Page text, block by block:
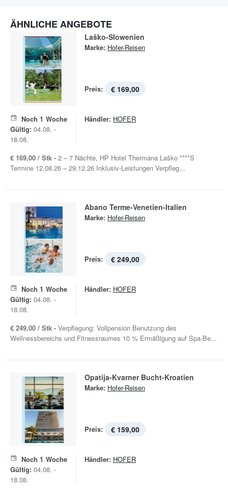
ÄHNLICHE ANGEBOTE
Laško-Slowenien
Marke: Hofer-Reisen
Preis: € 169,00
Noch 1 Woche
Gültig: 04.08. -
18.08.
Händler: HOFER
€ 169,00 / Stk - 2 – 7 Nächte, HP Hotel Thermana Laško ****S
Termine 12.08.26 – 29.12.26 Inklusiv-Leistungen Verpfleg...
Abano Terme-Venetien-Italien
Marke: Hofer-Reisen
Preis: € 249,00
Noch 1 Woche
Gültig: 04.08. -
18.08.
Händler: HOFER
€ 249,00 / Stk - Verpflegung: Vollpension Benutzung des
Wellnessbereichs und Fitnessraumes 10 % Ermäßigung auf Spa-Be...
Opatija-Kvarner Bucht-Kroatien
Marke: Hofer-Reisen
Preis: € 159,00
Noch 1 Woche
Gültig: 04.08. -
18.08.
Händler: HOFER